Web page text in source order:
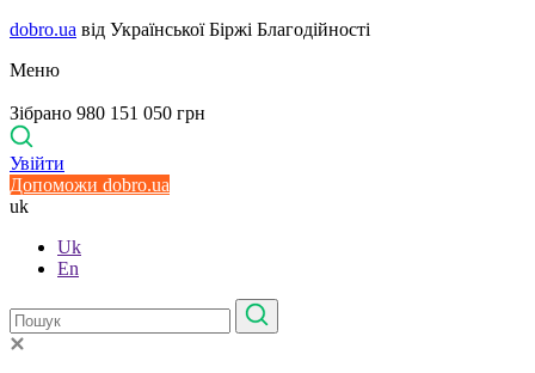
dobro.ua від Української Біржі Благодійності
Меню
Зібрано 980 151 050 грн
Увійти
Допоможи dobro.ua
uk
Uk
En